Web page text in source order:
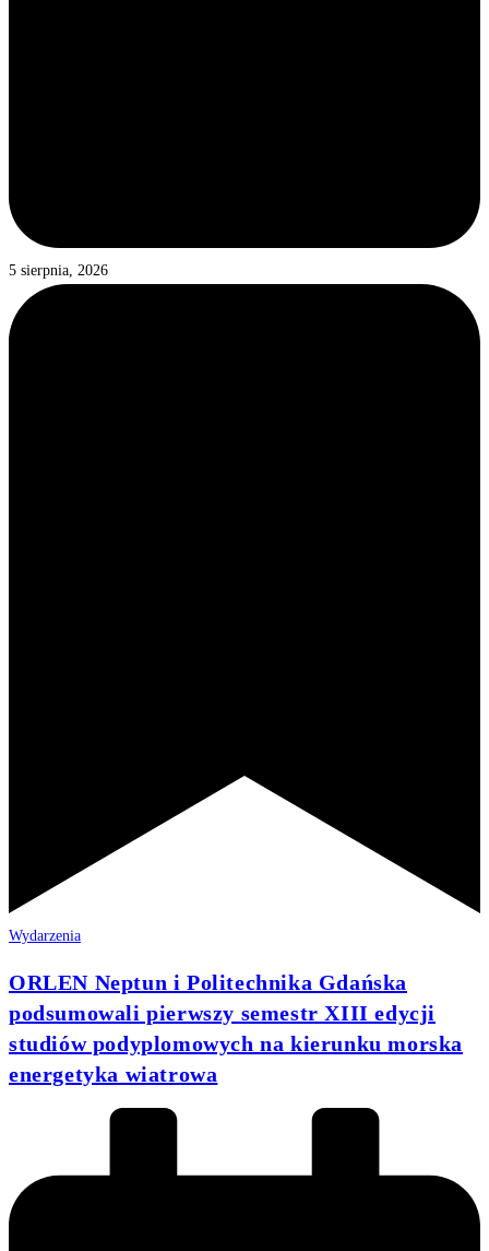
5 sierpnia, 2026
Wydarzenia
ORLEN Neptun i Politechnika Gdańska
podsumowali pierwszy semestr XIII edycji
studiów podyplomowych na kierunku morska
energetyka wiatrowa